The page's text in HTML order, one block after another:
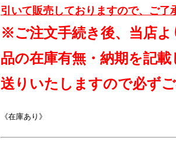
引いて販売しておりますので、ご了
※ご注文手続き後、当店
品の在庫有無・納期を記
送りいたしますので必ず
《在庫あり》